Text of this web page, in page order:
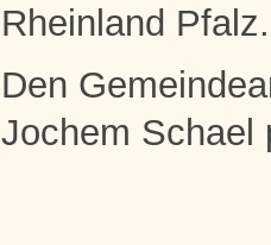
Rheinland Pfalz.
Den
Jochem Schael